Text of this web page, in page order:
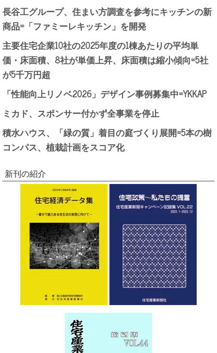
長谷工グループ、住まい方調査を参考にキッチンの新
商品=「ファミーレキッチン」を開発
主要住宅企業10社の2025年度の1棟あたりの平均単
価・床面積、8社が単価上昇、床面積は縮小傾向=5社
が5千万円超
「性能向上リノベ2026」デザイン事例募集中=YKKAP
ミカド、スポンサー付かず全事業を停止
積水ハウス、「緑の質」着目の庭づくり展開=5本の樹
コンパス、植栽計画をスコア化
新刊の紹介